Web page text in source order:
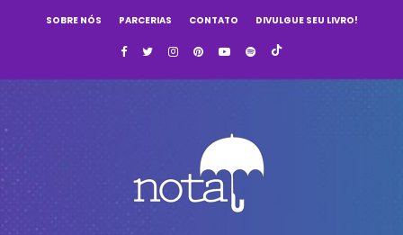
SOBRE NÓS PARCERIAS CONTATO DIVULGUE SEU LIVRO!